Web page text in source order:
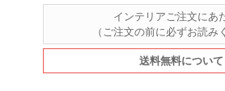
インテリアご注文にあ
（ご注文の前に必ずお読み
送料無料について